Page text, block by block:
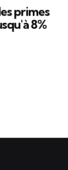
primes
8%